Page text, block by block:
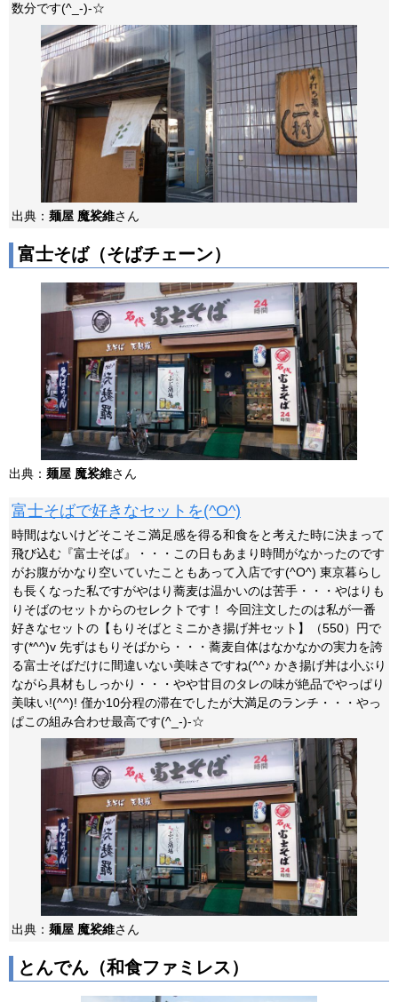
数分です(^_-)-☆
出典： 麺屋 魔裟維さん
富士そば（そばチェーン）
出典： 麺屋 魔裟維さん
富士そばで好きなセットを(^O^)
時間はないけどそこそこ満足感を得る和食をと考えた時に決まって
飛び込む『富士そば』・・・この日もあまり時間がなかったのです
がお腹がかなり空いていたこともあって入店です(^O^) 東京暮らし
も長くなった私ですがやはり蕎麦は温かいのは苦手・・・やはりも
りそばのセットからのセレクトです！ 今回注文したのは私が一番
好きなセットの【もりそばとミニかき揚げ丼セット】（550）円で
す(*^^)v 先ずはもりそばから・・・蕎麦自体はなかなかの実力を誇
る富士そばだけに間違いない美味さですね(^^♪ かき揚げ丼は小ぶり
ながら具材もしっかり・・・やや甘目のタレの味が絶品でやっぱり
美味い!(^^)! 僅か10分程の滞在でしたが大満足のランチ・・・やっ
ぱこの組み合わせ最高です(^_-)-☆
出典： 麺屋 魔裟維さん
とんでん（和食ファミレス）